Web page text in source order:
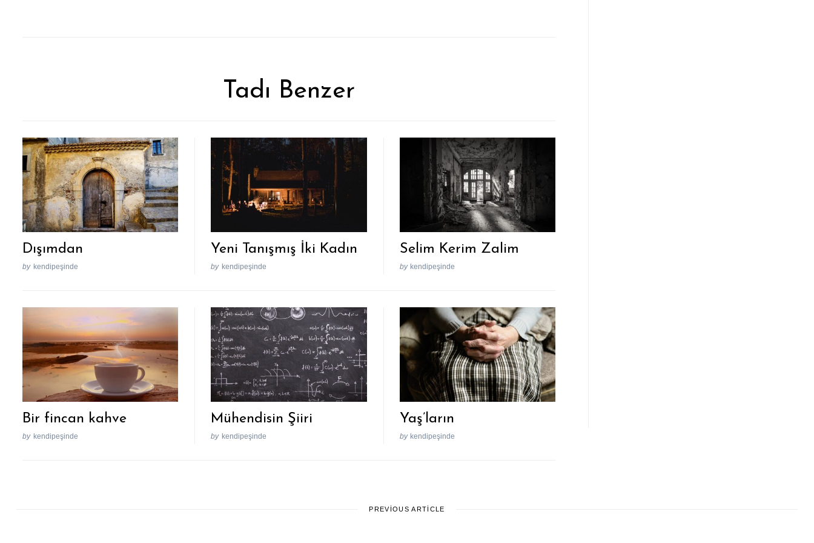
Tadı Benzer
Dışımdan
by kendipeşinde
Yeni Tanışmış İki Kadın
by kendipeşinde
Selim Kerim Zalim
by kendipeşinde
Bir fincan kahve
by kendipeşinde
Mühendisin Şiiri
by kendipeşinde
Yaş’ların
by kendipeşinde
PREVIOUS ARTICLE